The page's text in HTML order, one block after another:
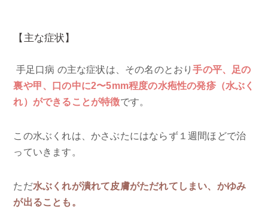
【主な症状】
手足口病 の主な症状は、その名のとおり手の平、足の
裏や甲、口の中に2〜5mm程度の水疱性の発疹（水ぶく
れ）ができることが特徴です。
この水ぶくれは、かさぶたにはならず１週間ほどで治
っていきます。
ただ水ぶくれが潰れて皮膚がただれてしまい、かゆみ
が出ることも。